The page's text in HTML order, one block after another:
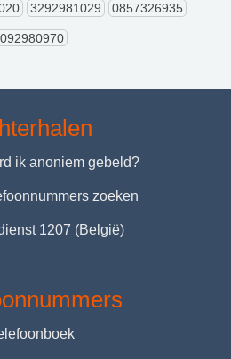
3292981029 0857326935
092980970
ik anoniem gebeld?
zoeken
dienst 1207 (België)